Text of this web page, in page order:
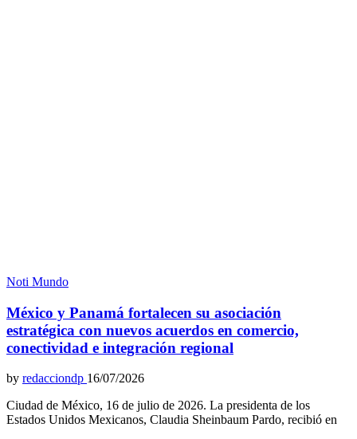
Noti Mundo
México y Panamá fortalecen su asociación
estratégica con nuevos acuerdos en comercio,
conectividad e integración regional
by redacciondp 16/07/2026
Ciudad de México, 16 de julio de 2026. La presidenta de los
Estados Unidos Mexicanos, Claudia Sheinbaum Pardo, recibió en